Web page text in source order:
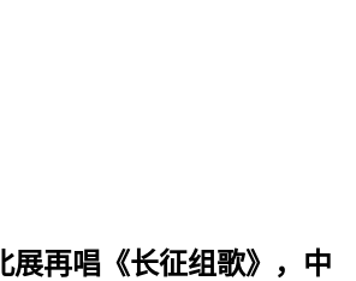
展再唱《长征组歌》，中